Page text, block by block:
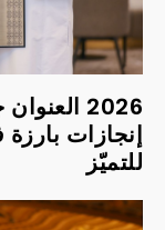
2026
إنجازات
للتميّز